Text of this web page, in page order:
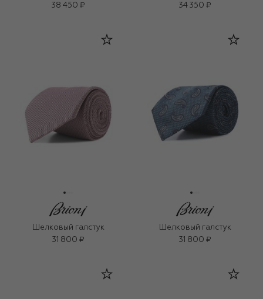
38 450 ₽
34 350 ₽
Шелковый галстук
31 800 ₽
Шелковый галстук
31 800 ₽